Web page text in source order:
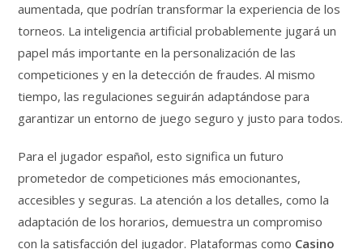
aumentada, que podrían transformar la experiencia de los
torneos. La inteligencia artificial probablemente jugará un
papel más importante en la personalización de las
competiciones y en la detección de fraudes. Al mismo
tiempo, las regulaciones seguirán adaptándose para
garantizar un entorno de juego seguro y justo para todos.
Para el jugador español, esto significa un futuro
prometedor de competiciones más emocionantes,
accesibles y seguras. La atención a los detalles, como la
adaptación de los horarios, demuestra un compromiso
con la satisfacción del jugador. Plataformas como Casino